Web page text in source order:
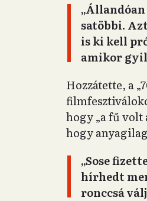
satöbbi.
is ki kell
amikor
Hozzátette, a
hogy „a fű volt
hogy
„Sose
hírhedt
ronccsá